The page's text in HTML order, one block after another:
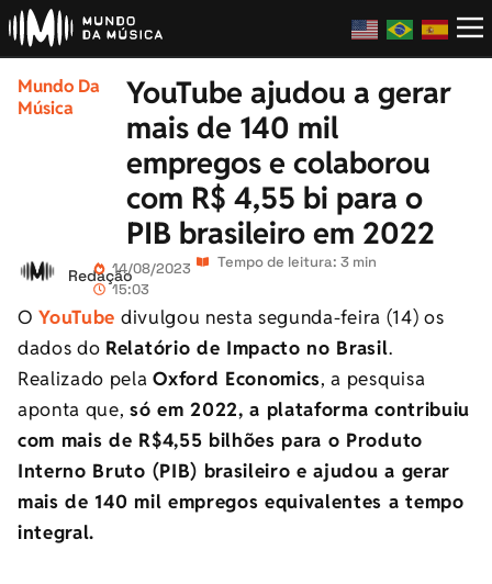
Mundo Da
Música
YouTube ajudou a gerar
mais de 140 mil
empregos e colaborou
com R$ 4,55 bi para o
PIB brasileiro em 2022
Redação14/08/2023
15:03
Tempo de leitura: 3 min
OYouTube divulgou nesta segunda-feira (14) os
dados do Relatório de Impacto no Brasil.
Realizado pelaOxford Economics, a pesquisa
aponta que,só em 2022, a plataforma contribuiu
com mais de R$4,55 bilhões para o Produto
Interno Bruto (PIB) brasileiro e ajudou a gerar
mais de 140 mil empregos equivalentes a tempo
integral.